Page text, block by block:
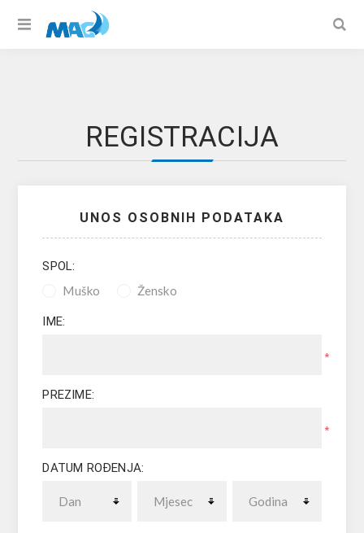
REGISTRACIJA
UNOS OSOBNIH PODATAKA
SPOL:
Muško
Žensko
IME:
*
PREZIME:
*
DATUM ROĐENJA: